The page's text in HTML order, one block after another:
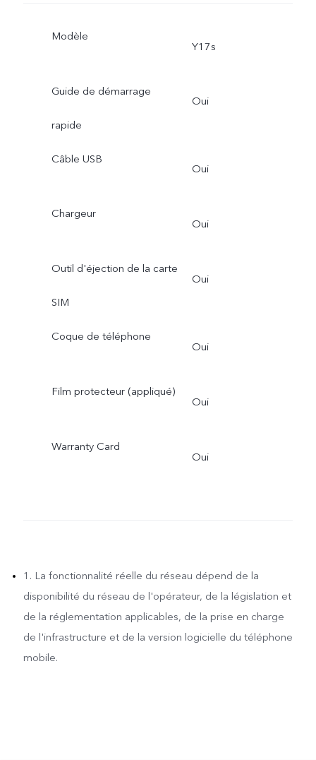
Modèle
Y17s
Guide de démarrage
rapide
Oui
Câble USB
Oui
Chargeur
Oui
Outil d'éjection de la carte
SIM
Oui
Coque de téléphone
Oui
Film protecteur (appliqué)
Oui
Warranty Card
Oui
1. La fonctionnalité réelle du réseau dépend de la
disponibilité du réseau de l'opérateur, de la législation et
de la réglementation applicables, de la prise en charge
de l'infrastructure et de la version logicielle du téléphone
mobile.